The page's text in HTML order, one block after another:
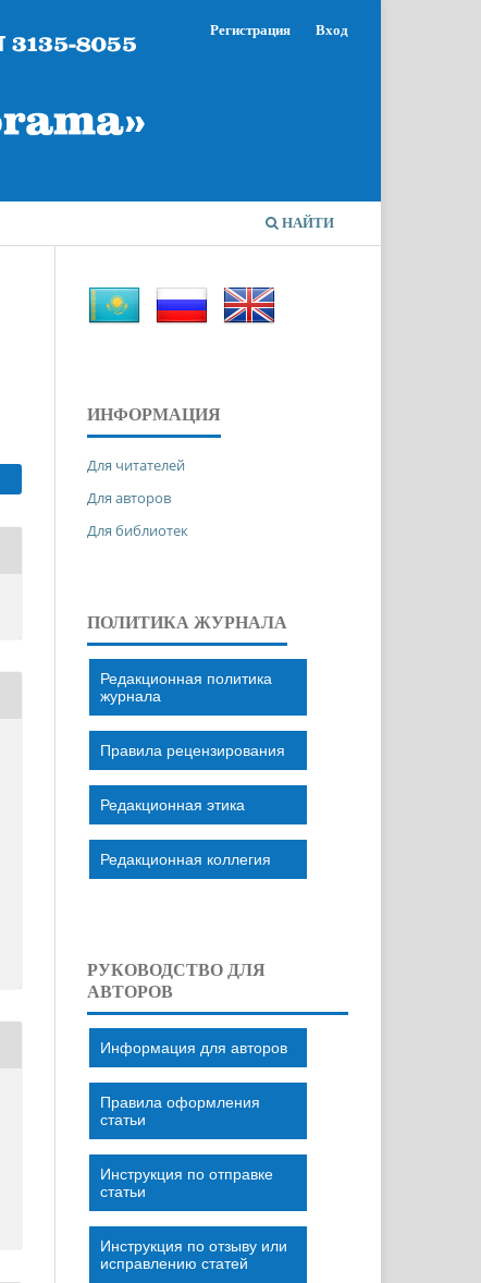
НАЙТИ
Регистрация Вход
ИНФОРМАЦИЯ
Для читателей
Для авторов
Для библиотек
ПОЛИТИКА ЖУРНАЛА
Редакционная политика
журнала
Правила рецензирования
Редакционная этика
Редакционная коллегия
РУКОВОДСТВО ДЛЯ
АВТОРОВ
Информация для авторов
Правила оформления
статьи
Инструкция по отправке
статьи
Инструкция по отзыву или
исправлению статей